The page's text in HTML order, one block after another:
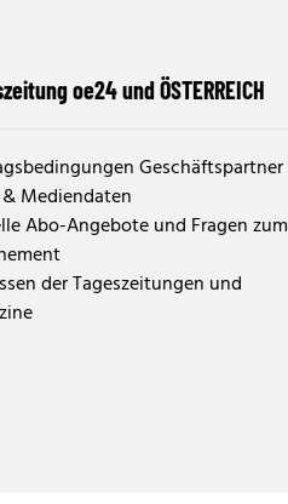
oe24 und ÖSTERREICH
Geschäftspartner
Mediendaten
Abo-Angebote und Fragen zum
der Tageszeitungen und